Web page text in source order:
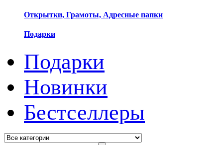
Открытки, Грамоты, Адресные папки
Подарки
Подарки
Новинки
Бестселлеры